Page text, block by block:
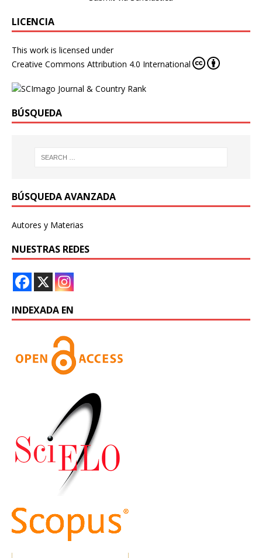
LICENCIA
This work is licensed under
Creative Commons Attribution 4.0 International
BÚSQUEDA
BÚSQUEDA AVANZADA
Autores y Materias
NUESTRAS REDES
INDEXADA EN